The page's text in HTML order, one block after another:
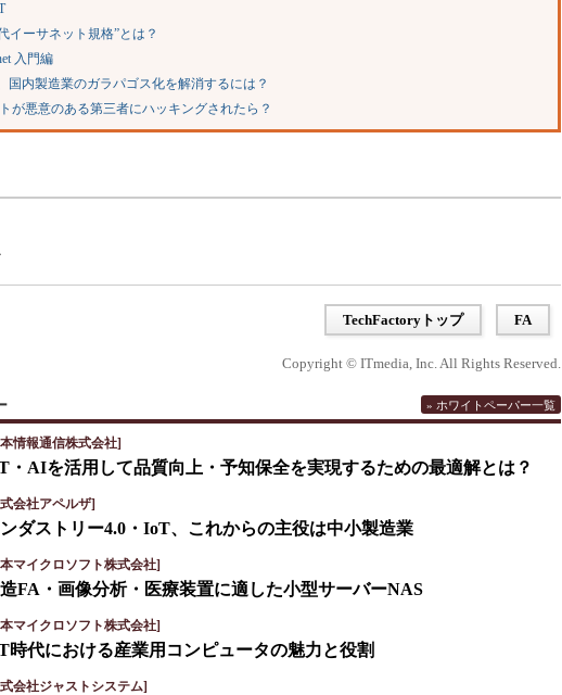
イーサネット規格”とは？
入門編
国内製造業のガラパゴス化を解消するには？
が悪意のある第三者にハッキングされたら？
TechFactoryトップ FA
Copyright © ITmedia, Inc. All Rights Reserved.
» ホワイトペーパー一覧
情報通信株式会社]
・AIを活用して品質向上・予知保全を実現するための最適解とは？
会社アペルザ]
ダストリー4.0・IoT、これからの主役は中小製造業
マイクロソフト株式会社]
FA・画像分析・医療装置に適した小型サーバーNAS
マイクロソフト株式会社]
時代における産業用コンピュータの魅力と役割
会社ジャストシステム]